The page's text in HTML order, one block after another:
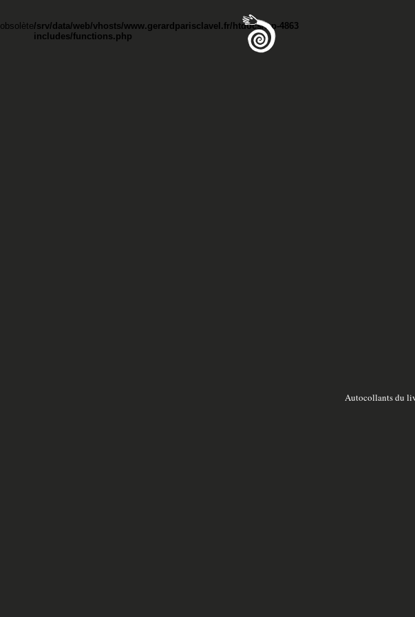
obsolète/srv/data/web/vhosts/www.gerardparisclavel.fr/htdocs/wp-
includes/functions.php
4863
Autocollants du